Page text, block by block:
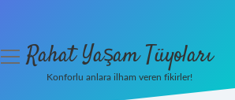
menüyüRahat Yaşam Tüyoları
Konforlu anlara ilham veren fikirler!